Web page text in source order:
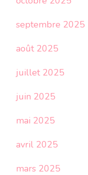
septembre 2025
août 2025
juillet 2025
juin 2025
mai 2025
avril 2025
mars 2025